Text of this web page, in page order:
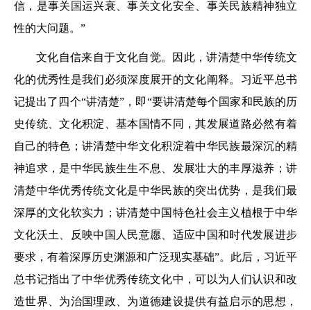
信，是事关国运兴衰、事关文化安全、事关民族精神独立
性的大问题。”
文化自信来自于文化自觉。因此，讲清楚中华传统文
化的优秀性是我们必须深度展开的文化阐释。习近平总书
记提出了四个“讲清楚”，即“要讲清楚每个国家和民族的历
史传统、文化积淀、基本国情不同，其发展道路必然有着
自己的特色；讲清楚中华文化积淀着中华民族最深沉的精
神追求，是中华民族生生不息、发展壮大的丰厚滋养；讲
清楚中华优秀传统文化是中华民族的突出优势，是我们最
深厚的文化软实力；讲清楚中国特色社会主义植根于中华
文化沃土、反映中国人民意愿、适应中国和时代发展进步
要求，有着深厚历史渊源和广泛现实基础”。此后，习近平
总书记指出了中华优秀传统文化中，可以为人们认识和改
造世界、为治国理政、为道德建设提供有益启示的思想，